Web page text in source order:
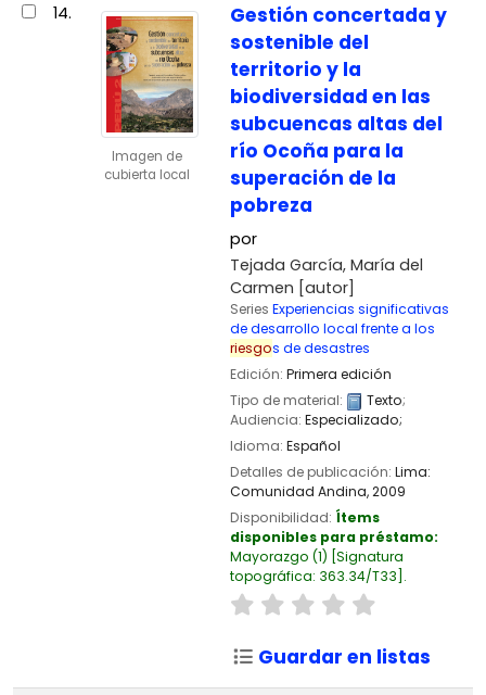
14.
Imagen de
cubierta local
Gestión concertada y
sostenible del
territorio y la
biodiversidad en las
subcuencas altas del
río Ocoña para la
superación de la
pobreza
por
Tejada García, María del
Carmen [autor]
Series Experiencias significativas
de desarrollo local frente a los
riesgos de desastres
Edición: Primera edición
Tipo de material:
Texto;
Audiencia: Especializado;
Idioma: Español
Detalles de publicación: Lima:
Comunidad Andina,2009
Disponibilidad: Ítems
disponibles para préstamo:
Mayorazgo (1) Signatura
topográfica: 363.34/T33 .
Guardar en listas